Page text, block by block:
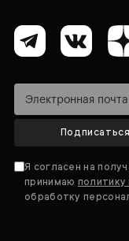
Подписаться
Я согласен на
принимаю
обработку